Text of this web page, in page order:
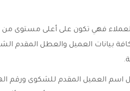
فهي تكون على أعلى مستوى من
بيانات العميل والعطل المقدم
اسم العميل المقدم للشكوى ورقم